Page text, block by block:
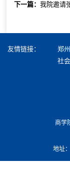
下一篇：我院邀请
友情链接： 郑
社
商学
地址